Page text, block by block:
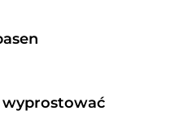
wyprostować